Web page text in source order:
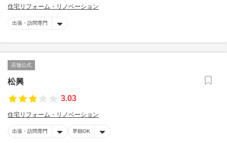
住宅リフォーム・リノベーション
出張・訪問専門
店舗公式
松興
3.03
住宅リフォーム・リノベーション
出張・訪問専門 早朝OK